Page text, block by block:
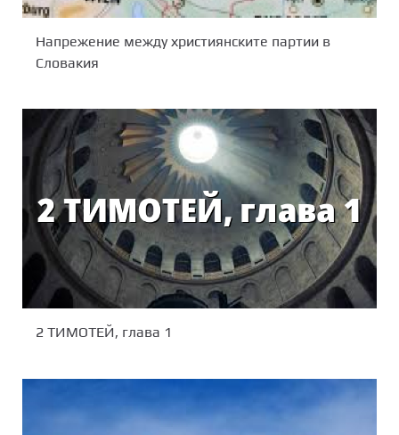
Напрежение между християнските партии в
Словакия
2 ТИМОТЕЙ, глава 1